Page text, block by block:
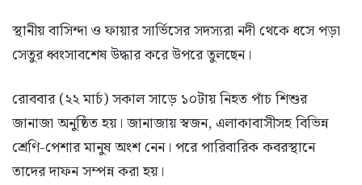
স্থানীয় বাসিন্দা ও ফায়ার সার্ভিসের সদস্যরা নদী থেকে ধসে পড়া
সেতুর ধ্বংসাবশেষ উদ্ধার করে উপরে তুলছেন।
রোববার (২২ মার্চ) সকাল সাড়ে ১০টায় নিহত পাঁচ শিশুর
জানাজা অনুষ্ঠিত হয়। জানাজায় স্বজন, এলাকাবাসীসহ বিভিন্ন
শ্রেণি-পেশার মানুষ অংশ নেন। পরে পারিবারিক কবরস্থানে
তাদের দাফন সম্পন্ন করা হয়।